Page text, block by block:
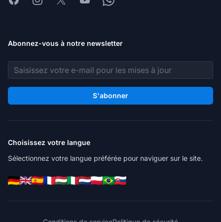
Abonnez-vous à notre newsletter
Adresse e-mail
S'abonner
Choisissez votre langue
Sélectionnez votre langue préférée pour naviguer sur le site.